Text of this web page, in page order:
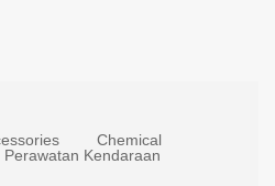
Chemical
Perawatan Kendaraan